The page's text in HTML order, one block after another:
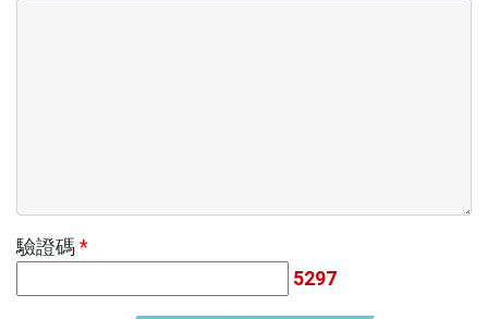
驗證碼 *
5297